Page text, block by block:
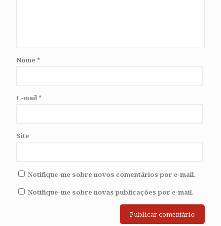
Nome *
E-mail *
Site
Notifique-me sobre novos comentários por e-mail.
Notifique-me sobre novas publicações por e-mail.